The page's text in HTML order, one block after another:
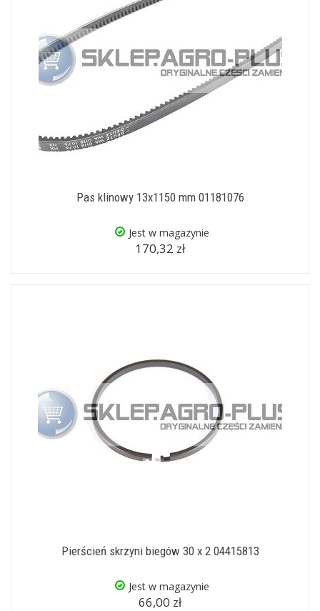
Pas klinowy 13x1150 mm 01181076
Jest w magazynie
170,32 zł
Pierścień skrzyni biegów 30 x 2 04415813
Jest w magazynie
66,00 zł